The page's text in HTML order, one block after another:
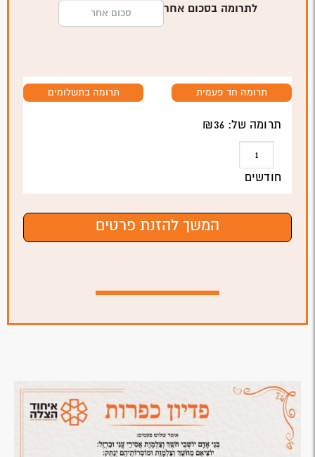
לתרומה בסכום אחר
תרומה חד פעמית תרומה בתשלומים
תרומה של: ₪ 36
חודשים
המשך להזנת פרטים